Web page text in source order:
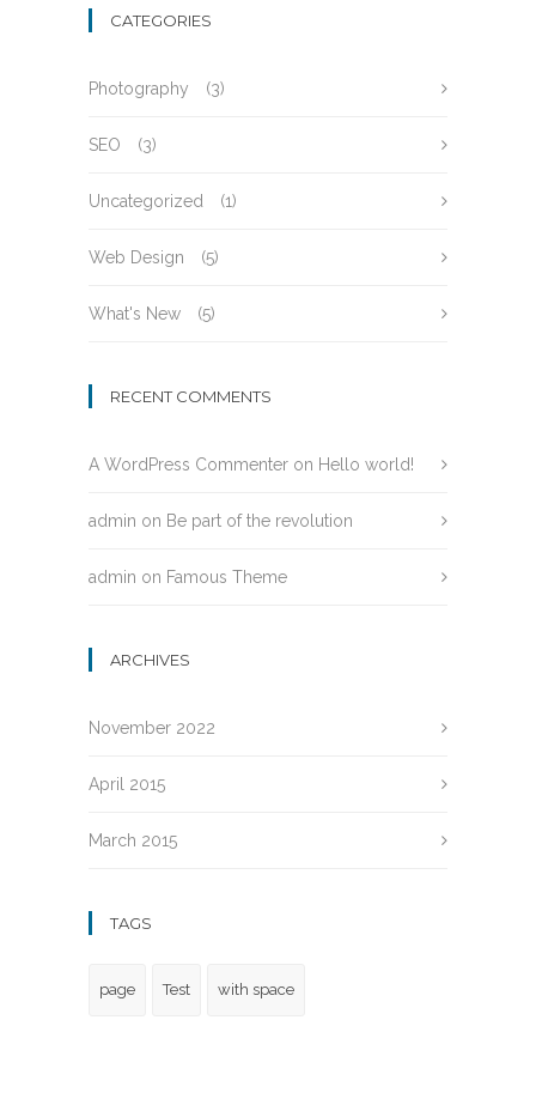
CATEGORIES
Photography (3)
SEO (3)
Uncategorized (1)
Web Design (5)
What's New (5)
RECENT COMMENTS
A WordPress Commenter on Hello world!
admin on Be part of the revolution
admin on Famous Theme
ARCHIVES
November 2022
April 2015
March 2015
TAGS
page Test with space